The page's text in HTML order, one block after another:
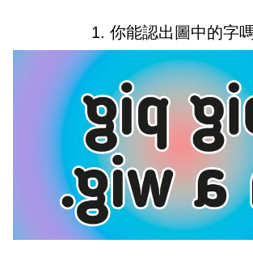
1. 你能認出圖中的字